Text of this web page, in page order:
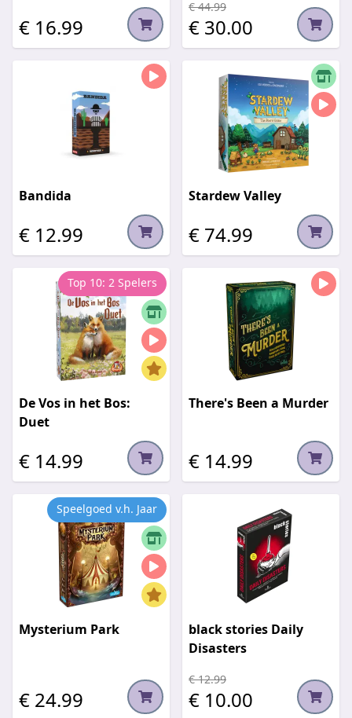
€ 16.99
€ 44.99
€ 30.00
Bandida
€ 12.99
Stardew Valley
€ 74.99
Top 10: 2 Spelers
De Vos in het Bos:
Duet
€ 14.99
There's Been a Murder
€ 14.99
Speelgoed v.h. Jaar
Mysterium Park
€ 24.99
black stories Daily
Disasters
€ 12.99
€ 10.00